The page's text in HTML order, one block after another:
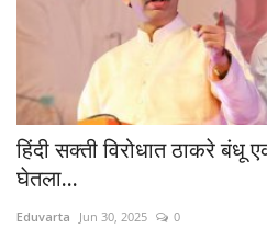
हिंदी सक्ती विरोधात ठाकरे बंधू
घेतला...
Eduvarta Jun 30, 2025 0